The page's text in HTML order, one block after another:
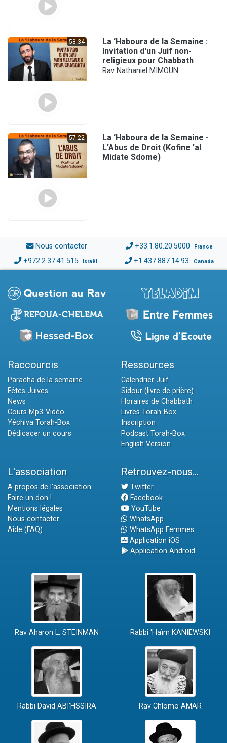
58:34
La ‘Haboura de la Semaine :
Invitation d'un Juif non-
religieux pour Chabbath
Rav Nathaniel MIMOUN
57:22
La ‘Haboura de la Semaine -
L'Abus de Droit (Kofine 'al
Midate Sdome)
Nous contacter +33.1.80.20.5000 France
+972.2.37.41.515 Israël +1.437.887.14.93 Canada
Raccourcis
Paracha de la semaine
Fêtes Juives
News
Cours Mp3-Vidéo
Yéchiva Torah-Box
Dédicacer un cours
Ressources
Calendrier Juif
Sidour (livre de prière)
Horaires de Chabbath
Livres Torah-Box
Inscription
Podcast Torah-Box
English Version
L'association
A propos de l'association
Faire un don !
Mentions légales
Nous contacter
Aide (FAQ)
Retrouvez-nous...
Twitter
Facebook
YouTube
WhatsApp
WhatsApp Femmes
Application iOS
Application Android
Rav Aharon L. STEINMAN Rabbi 'Haïm KANIEWSKI
Rabbi David ABI'HSSIRA Rav Chlomo AMAR